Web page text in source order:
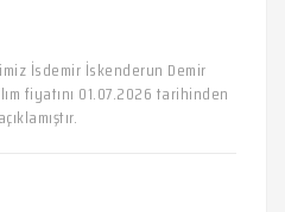
İsdemir İskenderun Demir
fiyatını 01.07.2026 tarihinden